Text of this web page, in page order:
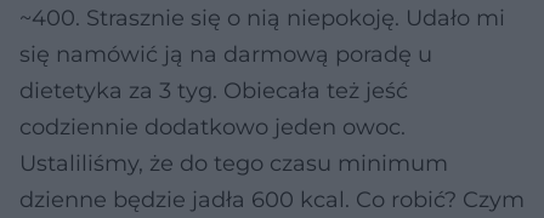
~400. Strasznie się o nią niepokoję. Udało mi
się namówić ją na darmową poradę u
dietetyka za 3 tyg. Obiecała też jeść
codziennie dodatkowo jeden owoc.
Ustaliliśmy, że do tego czasu minimum
dzienne będzie jadła 600 kcal. Co robić? Czym